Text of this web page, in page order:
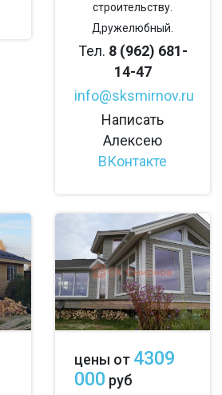
строительству.
Дружелюбный.
Тел. 8 (962) 681-
14-47
info@sksmirnov.ru
Написать
Алексею
ВКонтакте
цены от 4309
000 руб